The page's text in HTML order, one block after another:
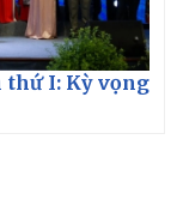
thứ I: Kỳ vọng